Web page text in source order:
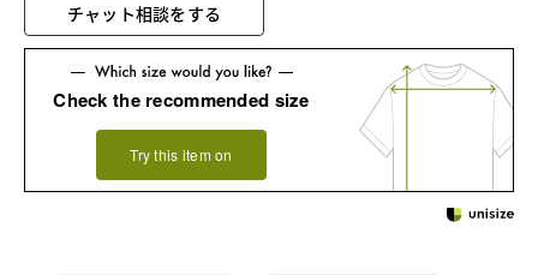
チャット相談をする
Check the recommended size
Try this item on